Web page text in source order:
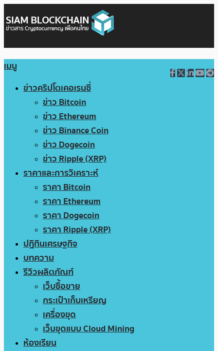
เมนู
ข่าวคริปโตเคอเรนซี่
ข่าว Bitcoin
ข่าว Ethereum
ข่าว Binance Coin
ข่าว Dogecoin
ข่าว Ripple (XRP)
ราคาและการวิเคราะห์
ราคา Bitcoin
ราคา Ethereum
ราคา Dogecoin
ราคา Ripple (XRP)
ปฏิทินเศรษฐกิจ
บทความ
รีวิวผลิตภัณฑ์
เว็บซื้อขาย
กระเป๋าเก็บเหรียญ
เครื่องขุด
เว็บขุดแบบ Cloud Mining
ห้องเรียน